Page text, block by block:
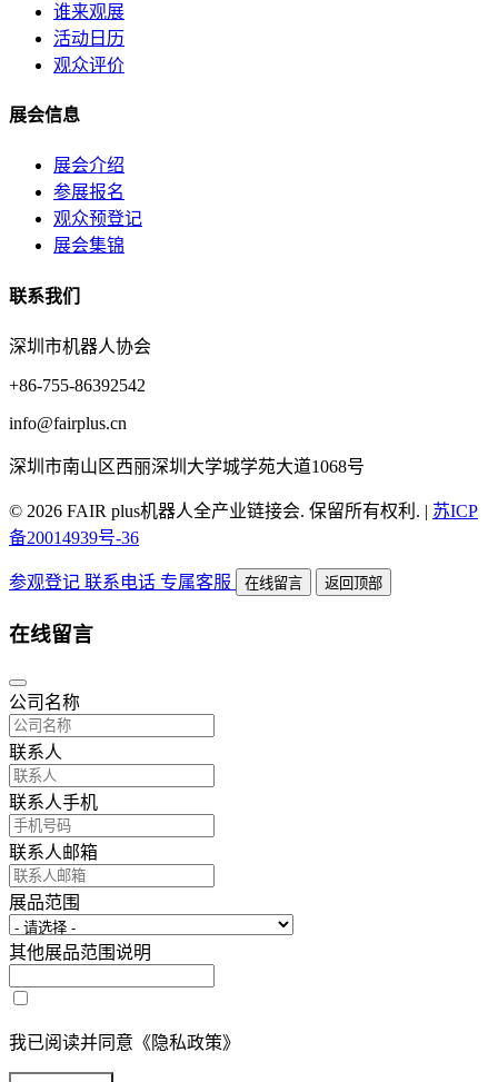
谁来观展
活动日历
观众评价
展会信息
展会介绍
参展报名
观众预登记
展会集锦
联系我们
深圳市机器人协会
+86-755-86392542
info@fairplus.cn
深圳市南山区西丽深圳大学城学苑大道1068号
© 2026 FAIR plus机器人全产业链接会. 保留所有权利. | 苏ICP
备20014939号-36
参观登记 联系电话 专属客服 在线留言 返回顶部
在线留言
公司名称
联系人
联系人手机
联系人邮箱
展品范围
其他展品范围说明
我已阅读并同意《隐私政策》